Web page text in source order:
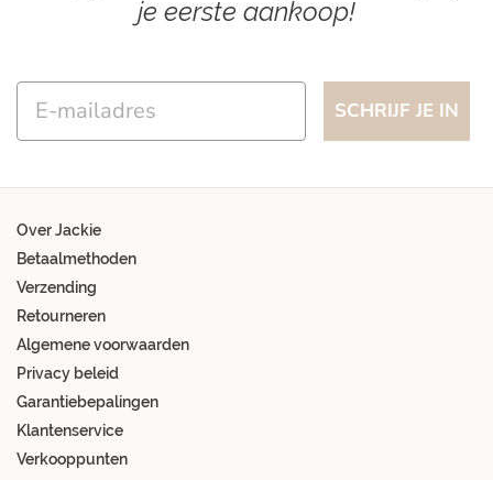
je eerste aankoop!
Email
SCHRIJF JE IN
Over Jackie
Betaalmethoden
Verzending
Retourneren
Algemene voorwaarden
Privacy beleid
Garantiebepalingen
Klantenservice
Verkooppunten